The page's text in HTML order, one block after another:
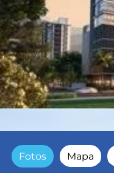
Fotos Mapa